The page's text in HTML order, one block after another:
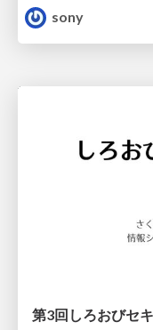
sony
第3回しろおびセ